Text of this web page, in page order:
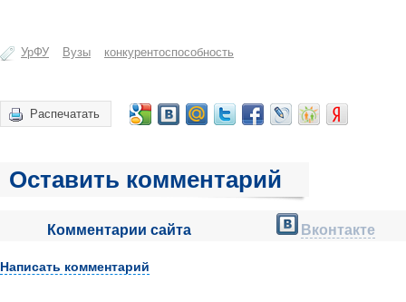
УрФУ Вузы конкурентоспособность
Распечатать
Оставить комментарий
Комментарии сайта Вконтакте
Написать комментарий